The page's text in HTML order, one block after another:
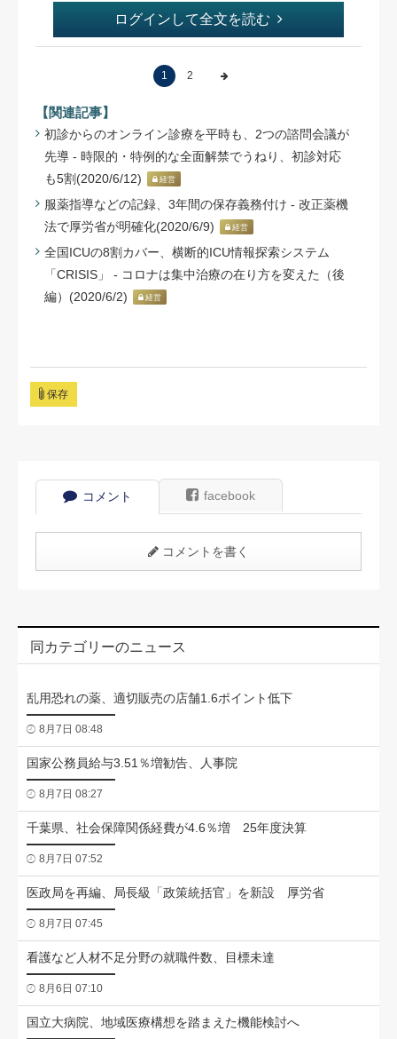
ログインして全文を読む
1 2
【関連記事】
初診からのオンライン診療を平時も、2つの諮問会議が
先導 - 時限的・特例的な全面解禁でうねり、初診対応
も5割(2020/6/12)
経営
服薬指導などの記録、3年間の保存義務付け - 改正薬機
法で厚労省が明確化(2020/6/9)
経営
全国ICUの8割カバー、横断的ICU情報探索システム
「CRISIS」 - コロナは集中治療の在り方を変えた（後
編）(2020/6/2)
経営
保存
コメント facebook
コメントを書く
同カテゴリーのニュース
乱用恐れの薬、適切販売の店舗1.6ポイント低下
8月7日 08:48
国家公務員給与3.51％増勧告、人事院
8月7日 08:27
千葉県、社会保障関係経費が4.6％増 25年度決算
8月7日 07:52
医政局を再編、局長級「政策統括官」を新設 厚労省
8月7日 07:45
看護など人材不足分野の就職件数、目標未達
8月6日 07:10
国立大病院、地域医療構想を踏まえた機能検討へ